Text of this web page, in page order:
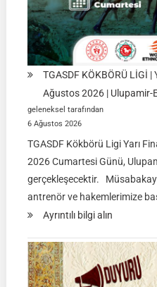
TGASDF KÖKBÖRÜ LİGİ |
Ağustos 2026 | Ulupamir-
geleneksel tarafından
6 Ağustos 2026
TGASDF Kökbörü Ligi Yarı
2026 Cumartesi Günü,
gerçekleşecektir.
antrenör ve hakemlerimize
Ayrıntılı bilgi alın:
KÖKBÖRÜ
LİGİ